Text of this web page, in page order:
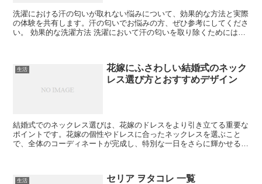
洗濯における汗の匂いが取れない悩みについて、効果的な方法と実際
の体験を共有します。汗の匂いでお悩みの方、ぜひ参考にしてくださ
い。 効果的な洗濯方法 洗濯において汗の匂いを取り除くためには、
生活
花嫁にふさわしい結婚式のネック
レス選び方とおすすめデザイン
結婚式でのネックレス選びは、花嫁のドレスをより引き立てる重要な
ポイントです。花嫁の個性やドレスに合ったネックレスを選ぶこと
で、全体のコーディネートが完成し、特別な一日をさらに輝かせるこ
生活 セリア ヲタコレ 一覧